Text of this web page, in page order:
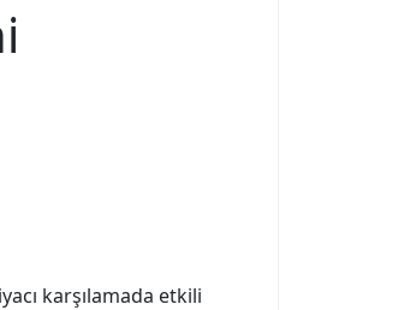
karşılamada etkili